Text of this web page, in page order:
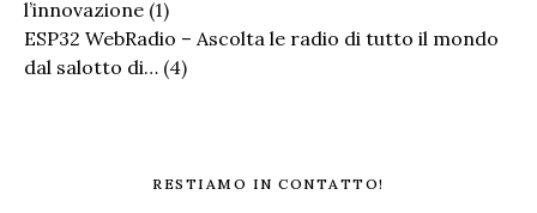
l’innovazione (1)
ESP32 WebRadio – Ascolta le radio di tutto il mondo
dal salotto di… (4)
RESTIAMO IN CONTATTO!